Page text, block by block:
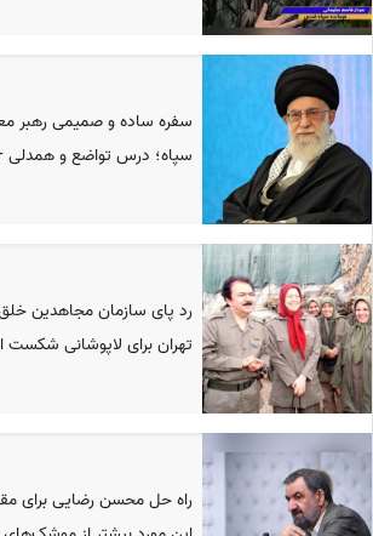
سفره ساده و صمیمی رهبر
سپاه؛ درس تواضع و
تهران برای لاپوشانی شکست
راه حل محسن رضایی برای